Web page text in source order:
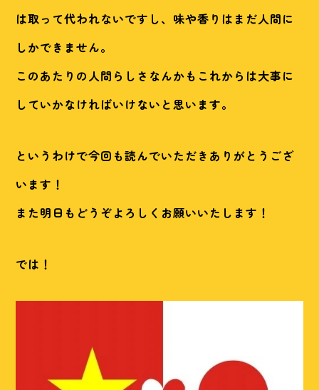
は取って代われないですし、味や香りはまだ人間に
しかできません。
このあたりの人間らしさなんかもこれからは大事に
していかなければいけないと思います。
というわけで今回も読んでいただきありがとうござ
います！
また明日もどうぞよろしくお願いいたします！
では！